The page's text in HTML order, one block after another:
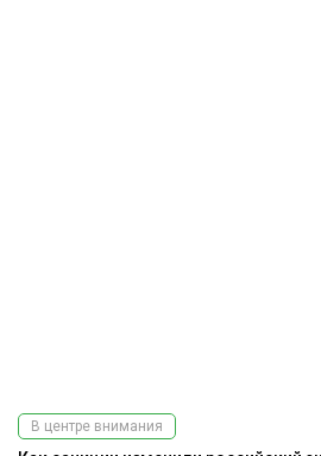
В центре внимания